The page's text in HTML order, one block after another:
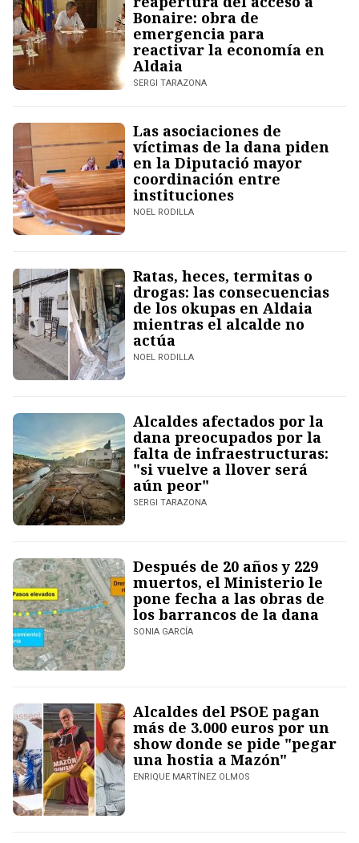
Bonaire: obra de
emergencia para
reactivar la economía en
Aldaia
SERGI TARAZONA
Las asociaciones de
víctimas de la dana piden
en la Diputació mayor
coordinación entre
instituciones
NOEL RODILLA
Ratas, heces, termitas o
drogas: las consecuencias
de los okupas en Aldaia
mientras el alcalde no
actúa
NOEL RODILLA
Alcaldes afectados por la
dana preocupados por la
falta de infraestructuras:
"si vuelve a llover será
aún peor"
SERGI TARAZONA
Después de 20 años y 229
muertos, el Ministerio le
pone fecha a las obras de
los barrancos de la dana
SONIA GARCÍA
Alcaldes del PSOE pagan
más de 3.000 euros por un
show donde se pide "pegar
una hostia a Mazón"
ENRIQUE MARTÍNEZ OLMOS